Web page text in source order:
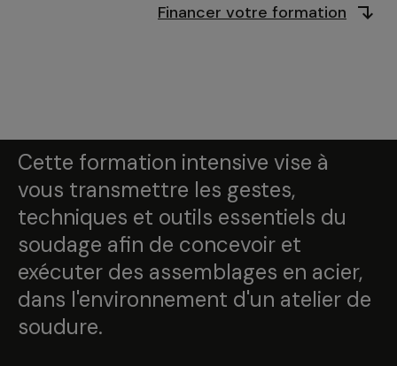
Financer votre formation
Cette formation intensive vise à
vous transmettre les gestes,
techniques et outils essentiels du
soudage afin de concevoir et
exécuter des assemblages en acier,
dans l'environnement d'un atelier de
soudure.